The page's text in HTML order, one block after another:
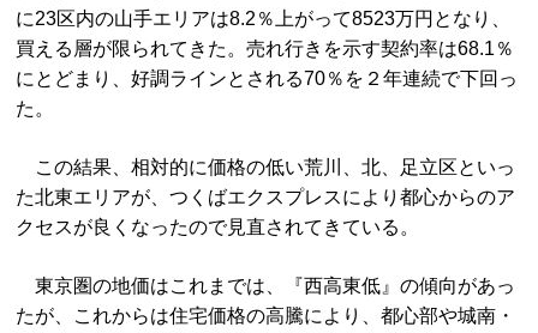
に23区内の山手エリアは8.2％上がって8523万円となり、
買える層が限られてきた。売れ行きを示す契約率は68.1％
にとどまり、好調ラインとされる70％を２年連続で下回っ
た。
この結果、相対的に価格の低い荒川、北、足立区といっ
た北東エリアが、つくばエクスプレスにより都心からのア
クセスが良くなったので見直されてきている。
東京圏の地価はこれまでは、『西高東低』の傾向があっ
たが、これからは住宅価格の高騰により、都心部や城南・